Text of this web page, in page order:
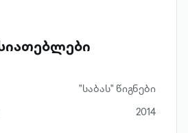
"საბას" წიგნები
2014